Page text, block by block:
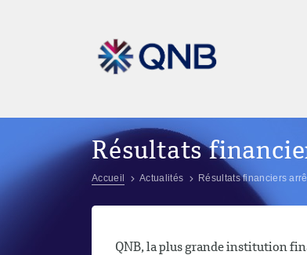
Résultats
Accueil Actualités Résultats financiers
QNB, la plus grande institution